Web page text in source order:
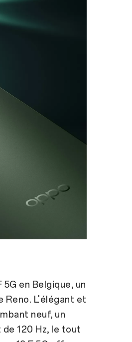
en Belgique, un
Reno. L'élégant et
neuf, un
120 Hz, le tout